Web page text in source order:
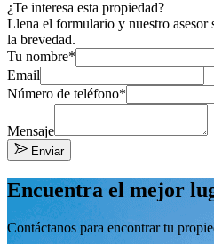
¿Te interesa esta propiedad?
Llena el formulario y nuestro asesor
la brevedad.
Tu nombre*
Email
Número de teléfono*
Mensaje
Enviar
Encuentra el mejor
Contáctanos para encontrar tu